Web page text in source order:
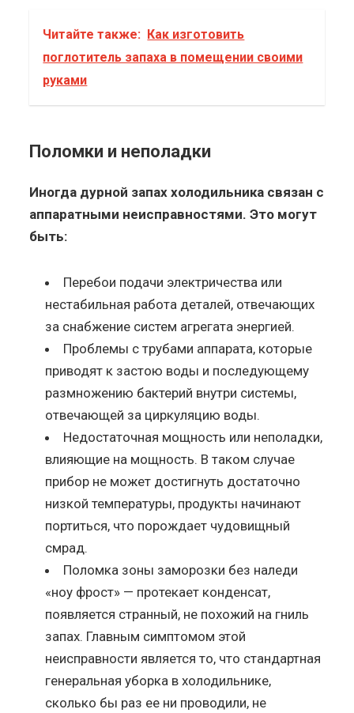
Читайте также: Как изготовить
поглотитель запаха в помещении своими
руками
Поломки и неполадки
Иногда дурной запах холодильника связан с
аппаратными неисправностями. Это могут
быть:
Перебои подачи электричества или
нестабильная работа деталей, отвечающих
за снабжение систем агрегата энергией.
Проблемы с трубами аппарата, которые
приводят к застою воды и последующему
размножению бактерий внутри системы,
отвечающей за циркуляцию воды.
Недостаточная мощность или неполадки,
влияющие на мощность. В таком случае
прибор не может достигнуть достаточно
низкой температуры, продукты начинают
портиться, что порождает чудовищный
смрад.
Поломка зоны заморозки без наледи
«ноу фрост» — протекает конденсат,
появляется странный, не похожий на гниль
запах. Главным симптомом этой
неисправности является то, что стандартная
генеральная уборка в холодильнике,
сколько бы раз ее ни проводили, не